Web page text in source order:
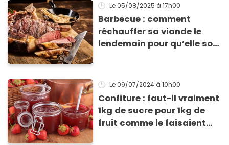
Le 05/08/2025 à 17h00
Barbecue : comment
réchauffer sa viande le
lendemain pour qu’elle soit
Le 09/07/2024 à 10h00
Confiture : faut-il vraiment
1kg de sucre pour 1kg de
fruit comme le faisaient